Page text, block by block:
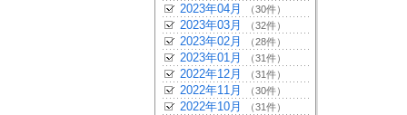
2023年04月 （30件）
2023年03月 （32件）
2023年02月 （28件）
2023年01月 （31件）
2022年12月 （31件）
2022年11月 （30件）
2022年10月 （31件）